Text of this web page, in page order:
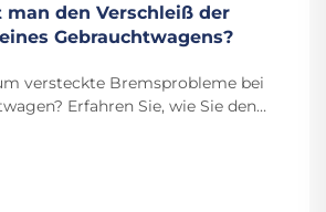
den Verschleiß der
Gebrauchtwagens?
versteckte Bremsprobleme bei
Erfahren Sie, wie Sie den
kontrollieren und Warnsignale
sich jetzt unseren kostenlosen